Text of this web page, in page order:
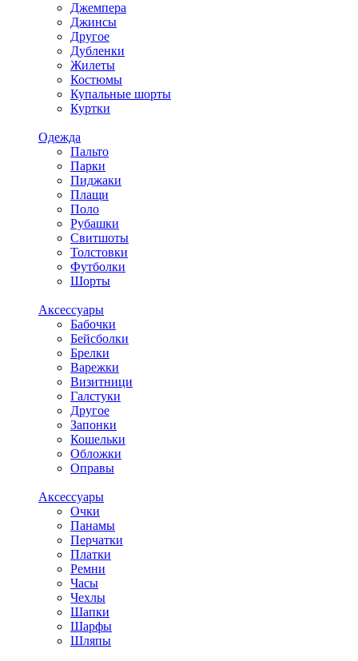
Джемпера
Джинсы
Другое
Дубленки
Жилеты
Костюмы
Купальные шорты
Куртки
Одежда
Пальто
Парки
Пиджаки
Плащи
Поло
Рубашки
Свитшоты
Толстовки
Футболки
Шорты
Аксессуары
Бабочки
Бейсболки
Брелки
Варежки
Визитници
Галстуки
Другое
Запонки
Кошельки
Обложки
Оправы
Аксессуары
Очки
Панамы
Перчатки
Платки
Ремни
Часы
Чехлы
Шапки
Шарфы
Шляпы